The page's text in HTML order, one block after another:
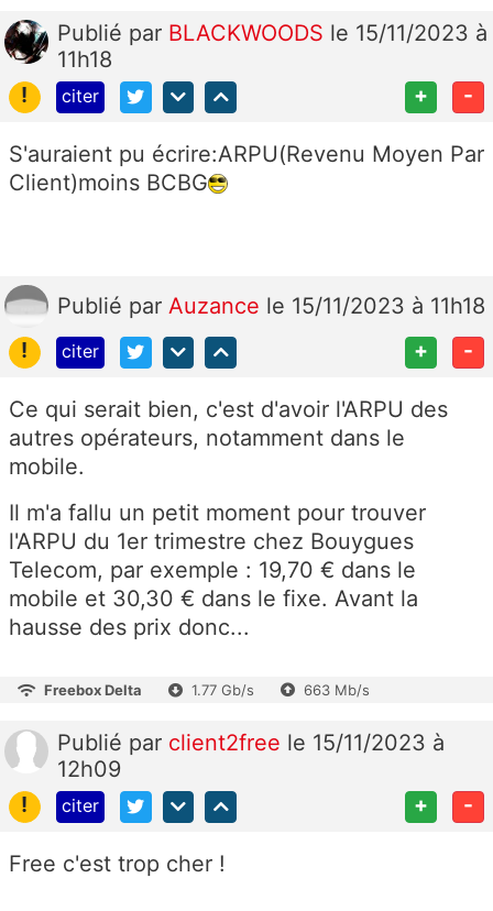
Publié par BLACKWOODS le 15/11/2023 à
11h18
!
citer + -
S'auraient pu écrire:ARPU(Revenu Moyen Par
Client)moins BCBG
Publié par Auzance le 15/11/2023 à 11h18
!
citer + -
Ce qui serait bien, c'est d'avoir l'ARPU des
autres opérateurs, notamment dans le
mobile.
Il m'a fallu un petit moment pour trouver
l'ARPU du 1er trimestre chez Bouygues
Telecom, par exemple : 19,70 € dans le
mobile et 30,30 € dans le fixe. Avant la
hausse des prix donc...
Freebox Delta 1.77 Gb/s 663 Mb/s
Publié par client2free le 15/11/2023 à
12h09
!
citer + -
Free c'est trop cher !